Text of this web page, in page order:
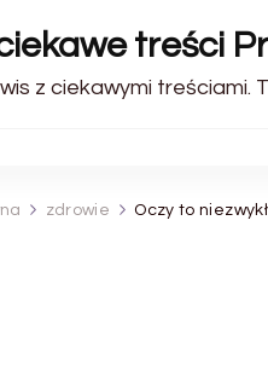
treści
z ciekawymi treściami.
zdrowie Oczy to